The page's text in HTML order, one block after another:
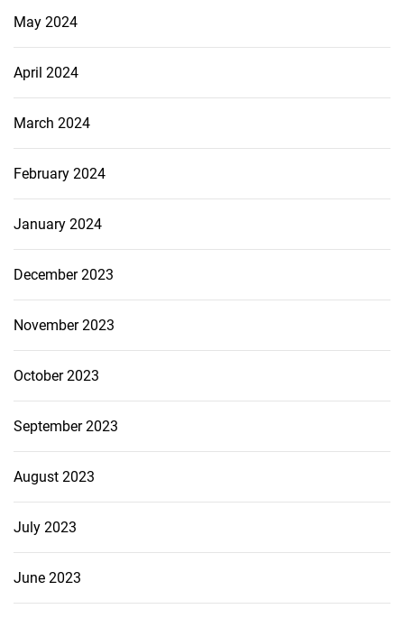
May 2024
April 2024
March 2024
February 2024
January 2024
December 2023
November 2023
October 2023
September 2023
August 2023
July 2023
June 2023